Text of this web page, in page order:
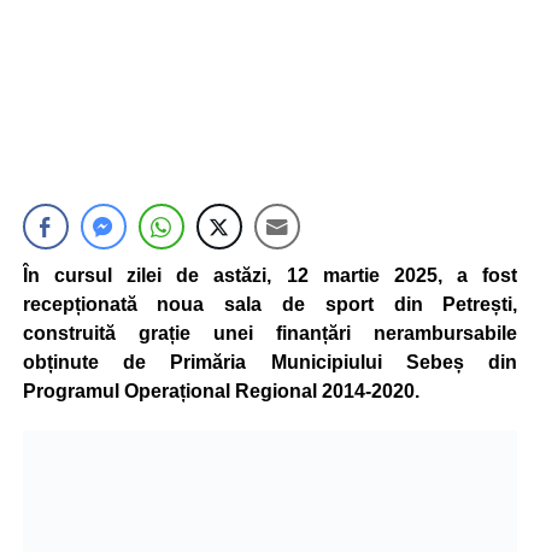
În cursul zilei de astăzi, 12 martie 2025, a fost
recepționată noua sala de sport din Petrești,
construită grație unei finanțări nerambursabile
obținute de Primăria Municipiului Sebeș din
Programul Operațional Regional 2014-2020.